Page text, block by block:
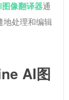
图像翻译器通
地处理和编辑
AI图